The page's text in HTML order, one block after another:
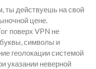
ты действуешь на свой
цене.
поверх VPN не
символы и
геолокации системой
указании неверной